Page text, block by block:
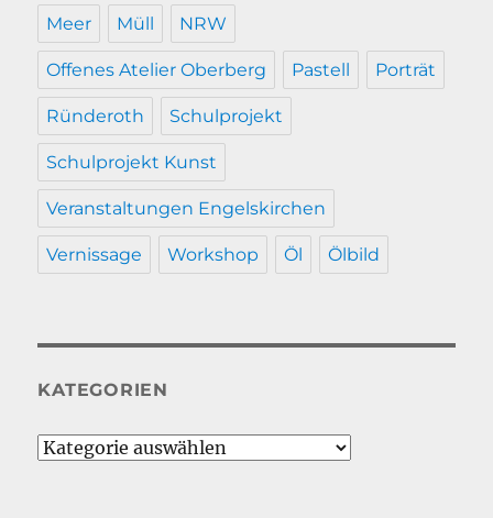
Meer Müll NRW
Offenes Atelier Oberberg Pastell Porträt
Ründeroth Schulprojekt
Schulprojekt Kunst
Veranstaltungen Engelskirchen
Vernissage Workshop Öl Ölbild
KATEGORIEN
Kategorien